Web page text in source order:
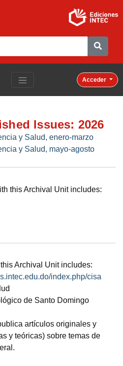
Acceder
Issues: 2026
y Salud, enero-marzo
y Salud, mayo-agosto
this Archival Unit includes:
Archival Unit includes:
index.php/cisa
de Santo Domingo
artículos originales y
y teóricas) sobre temas de